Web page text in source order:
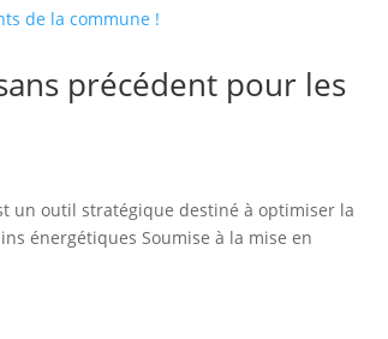
précédent pour les
un outil stratégique destiné à optimiser la
énergétiques Soumise à la mise en